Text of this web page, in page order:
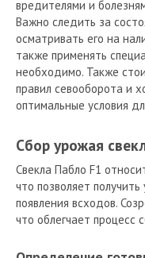
вредителями и
Важно следить за
осматривать его на
также применять
необходимо. Также
правил севооборота и
оптимальные условия
Сбор урожая
Свекла Пабло F1
что позволяет
появления всходов.
что облегчает процесс